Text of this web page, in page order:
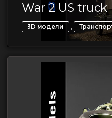
War 2 US
3D модели ,